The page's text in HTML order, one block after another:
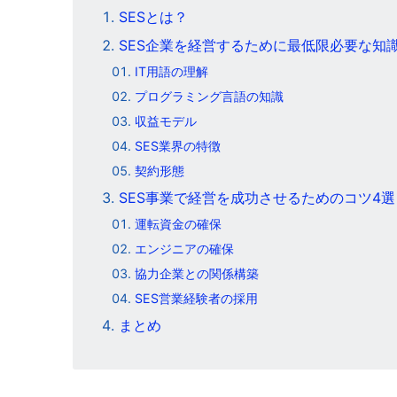
SESとは？
SES企業を経営するために最低限必要な知
IT用語の理解
プログラミング言語の知識
収益モデル
SES業界の特徴
契約形態
SES事業で経営を成功させるためのコツ4選
運転資金の確保
エンジニアの確保
協力企業との関係構築
SES営業経験者の採用
まとめ